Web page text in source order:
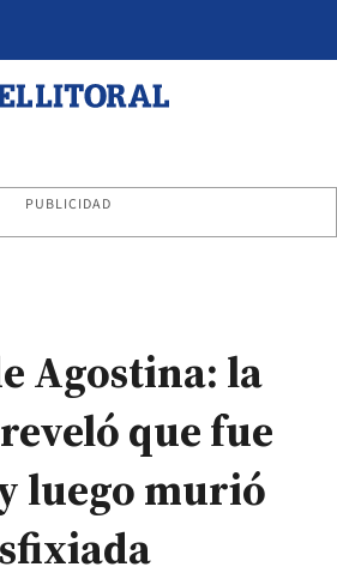
PUBLICIDAD
Agostina: la
que fue
luego murió